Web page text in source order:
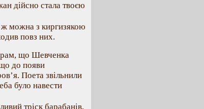
дійсно стала твоєю
можна з киргизякою
повз них.
що Шевченка
до появи
Поета звільнили
було навести
тріск барабанів,